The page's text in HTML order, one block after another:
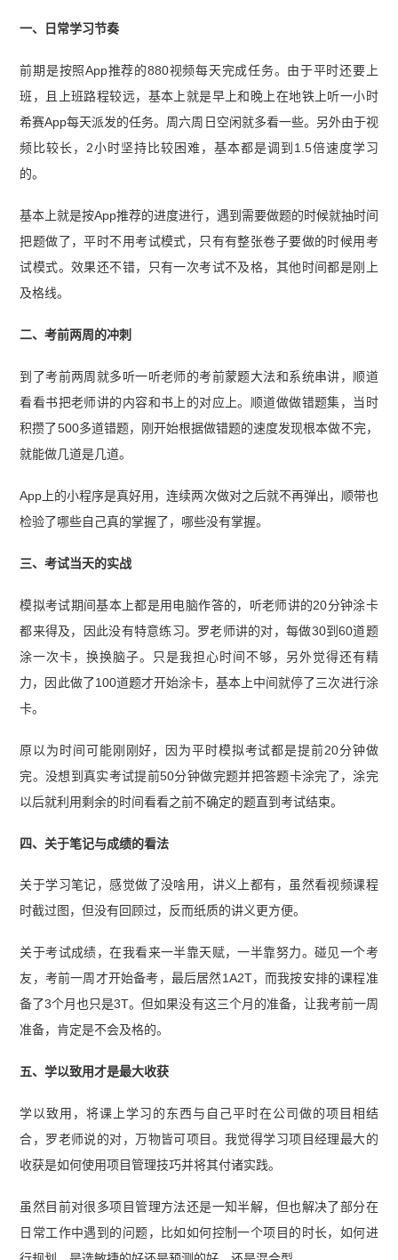
一、日常学习节奏
前期是按照App推荐的880视频每天完成任务。由于平时还要上
班，且上班路程较远，基本上就是早上和晚上在地铁上听一小时
希赛App每天派发的任务。周六周日空闲就多看一些。另外由于视
频比较长，2小时坚持比较困难，基本都是调到1.5倍速度学习
的。
基本上就是按App推荐的进度进行，遇到需要做题的时候就抽时间
把题做了，平时不用考试模式，只有有整张卷子要做的时候用考
试模式。效果还不错，只有一次考试不及格，其他时间都是刚上
及格线。
二、考前两周的冲刺
到了考前两周就多听一听老师的考前蒙题大法和系统串讲，顺道
看看书把老师讲的内容和书上的对应上。顺道做做错题集，当时
积攒了500多道错题，刚开始根据做错题的速度发现根本做不完，
就能做几道是几道。
App上的小程序是真好用，连续两次做对之后就不再弹出，顺带也
检验了哪些自己真的掌握了，哪些没有掌握。
三、考试当天的实战
模拟考试期间基本上都是用电脑作答的，听老师讲的20分钟涂卡
都来得及，因此没有特意练习。罗老师讲的对，每做30到60道题
涂一次卡，换换脑子。只是我担心时间不够，另外觉得还有精
力，因此做了100道题才开始涂卡，基本上中间就停了三次进行涂
卡。
原以为时间可能刚刚好，因为平时模拟考试都是提前20分钟做
完。没想到真实考试提前50分钟做完题并把答题卡涂完了，涂完
以后就利用剩余的时间看看之前不确定的题直到考试结束。
四、关于笔记与成绩的看法
关于学习笔记，感觉做了没啥用，讲义上都有，虽然看视频课程
时截过图，但没有回顾过，反而纸质的讲义更方便。
关于考试成绩，在我看来一半靠天赋，一半靠努力。碰见一个考
友，考前一周才开始备考，最后居然1A2T，而我按安排的课程准
备了3个月也只是3T。但如果没有这三个月的准备，让我考前一周
准备，肯定是不会及格的。
五、学以致用才是最大收获
学以致用，将课上学习的东西与自己平时在公司做的项目相结
合，罗老师说的对，万物皆可项目。我觉得学习项目经理最大的
收获是如何使用项目管理技巧并将其付诸实践。
虽然目前对很多项目管理方法还是一知半解，但也解决了部分在
日常工作中遇到的问题，比如如何控制一个项目的时长，如何进